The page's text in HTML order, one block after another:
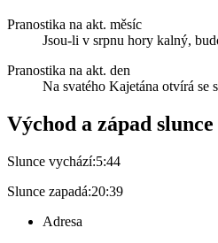
Pranostika na akt. měsíc
Jsou-li v srpnu hory kalný,
Pranostika na akt. den
Na svatého Kajetána otvírá se
Východ a západ slunce
Slunce vychází:5:44
Slunce zapadá:20:39
Adresa